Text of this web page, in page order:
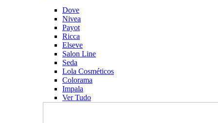
Dove
Nivea
Payot
Ricca
Elseve
Salon Line
Seda
Lola Cosméticos
Colorama
Impala
Ver Tudo